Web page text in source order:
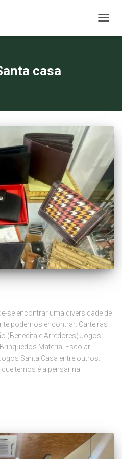
A
casa
se encontrar uma diversidade de
podemos encontrar: Carteiras
(Benedita e Arredores) Jogos
Material Escolar
Santa Casa entre outros.
temos é a pensar na